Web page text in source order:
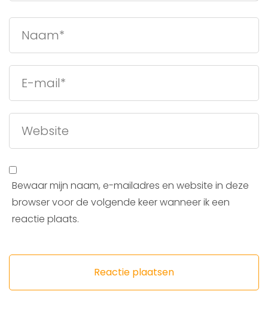
Bewaar mijn naam, e-mailadres en website in deze
browser voor de volgende keer wanneer ik een
reactie plaats.